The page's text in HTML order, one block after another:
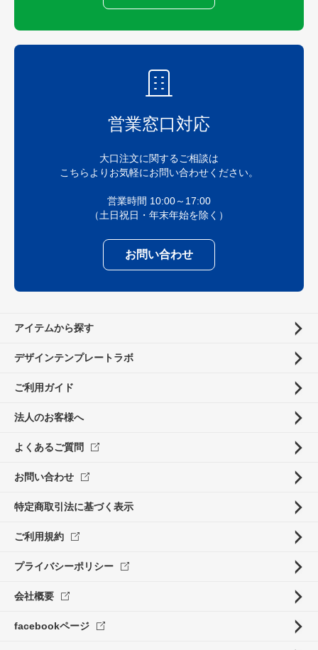
営業窓口対応
大口注文に関するご相談は
こちらよりお気軽にお問い合わせください。
営業時間 10:00～17:00
（土日祝日・年末年始を除く）
お問い合わせ
アイテムから探す
デザインテンプレートラボ
ご利用ガイド
法人のお客様へ
よくあるご質問
お問い合わせ
特定商取引法に基づく表示
ご利用規約
プライバシーポリシー
会社概要
facebookページ